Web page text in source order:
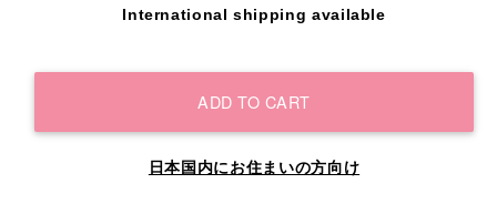
International shipping available
ADD TO CART
日本国内にお住まいの方向け